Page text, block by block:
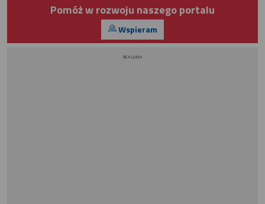
Pomóż w rozwoju naszego portalu
Wspieram
REKLAMA